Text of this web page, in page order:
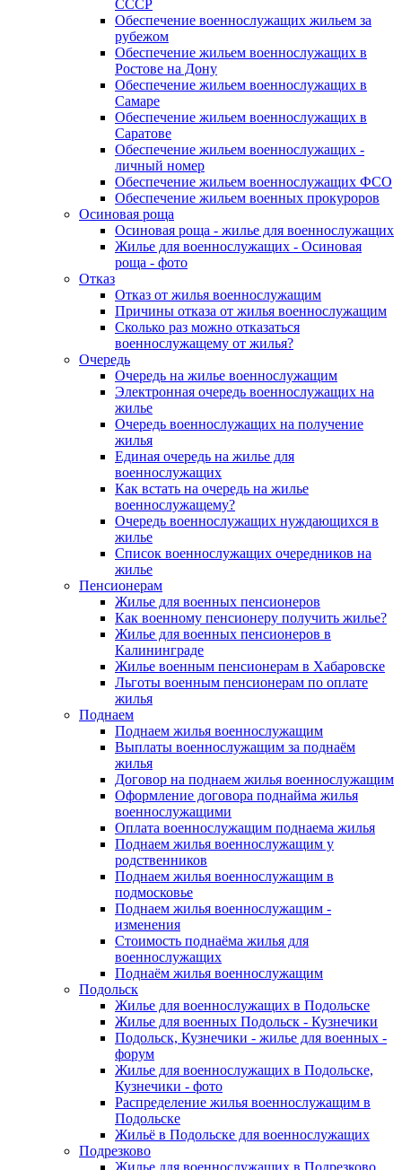
СССР
Обеспечение военнослужащих жильем за
рубежом
Обеспечение жильем военнослужащих в
Ростове на Дону
Обеспечение жильем военнослужащих в
Самаре
Обеспечение жильем военнослужащих в
Саратове
Обеспечение жильем военнослужащих -
личный номер
Обеспечение жильем военнослужащих ФСО
Обеспечение жильем военных прокуроров
Осиновая роща
Осиновая роща - жилье для военнослужащих
Жилье для военнослужащих - Осиновая
роща - фото
Отказ
Отказ от жилья военнослужащим
Причины отказа от жилья военнослужащим
Сколько раз можно отказаться
военнослужащему от жилья?
Очередь
Очередь на жилье военнослужащим
Электронная очередь военнослужащих на
жилье
Очередь военнослужащих на получение
жилья
Единая очередь на жилье для
военнослужащих
Как встать на очередь на жилье
военнослужащему?
Очередь военнослужащих нуждающихся в
жилье
Список военнослужащих очередников на
жилье
Пенсионерам
Жилье для военных пенсионеров
Как военному пенсионеру получить жилье?
Жилье для военных пенсионеров в
Калининграде
Жилье военным пенсионерам в Хабаровске
Льготы военным пенсионерам по оплате
жилья
Поднаем
Поднаем жилья военнослужащим
Выплаты военнослужащим за поднаём
жилья
Договор на поднаем жилья военнослужащим
Оформление договора поднайма жилья
военнослужащими
Оплата военнослужащим поднаема жилья
Поднаем жилья военнослужащим у
родственников
Поднаем жилья военнослужащим в
подмосковье
Поднаем жилья военнослужащим -
изменения
Стоимость поднаёма жилья для
военнослужащих
Поднаём жилья военнослужащим
Подольск
Жилье для военнослужащих в Подольске
Жилье для военных Подольск - Кузнечики
Подольск, Кузнечики - жилье для военных -
форум
Жилье для военнослужащих в Подольске,
Кузнечики - фото
Распределение жилья военнослужащим в
Подольске
Жильё в Подольске для военнослужащих
Подрезково
Жилье для военнослужащих в Подрезково